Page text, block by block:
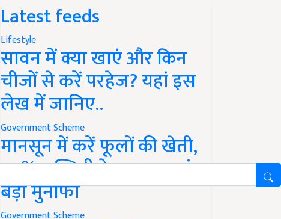
Latest feeds
Lifestyle
सावन में क्या खाएं और किन
चीजों से करें परहेज? यहां इस
लेख में जानिए..
Government Scheme
मानसून में करें फूलों की खेती,
50% सब्सिडी के साथ कमाएं
बड़ा मुनाफा
Government Scheme